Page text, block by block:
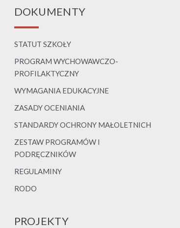
DOKUMENTY
STATUT SZKOŁY
PROGRAM WYCHOWAWCZO-
PROFILAKTYCZNY
WYMAGANIA EDUKACYJNE
ZASADY OCENIANIA
STANDARDY OCHRONY MAŁOLETNICH
ZESTAW PROGRAMÓW I
PODRĘCZNIKÓW
REGULAMINY
RODO
PROJEKTY